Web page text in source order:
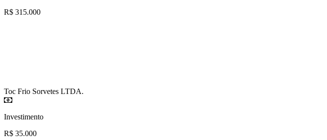
R$ 315.000
Toc Frio Sorvetes LTDA.
Investimento
R$ 35.000